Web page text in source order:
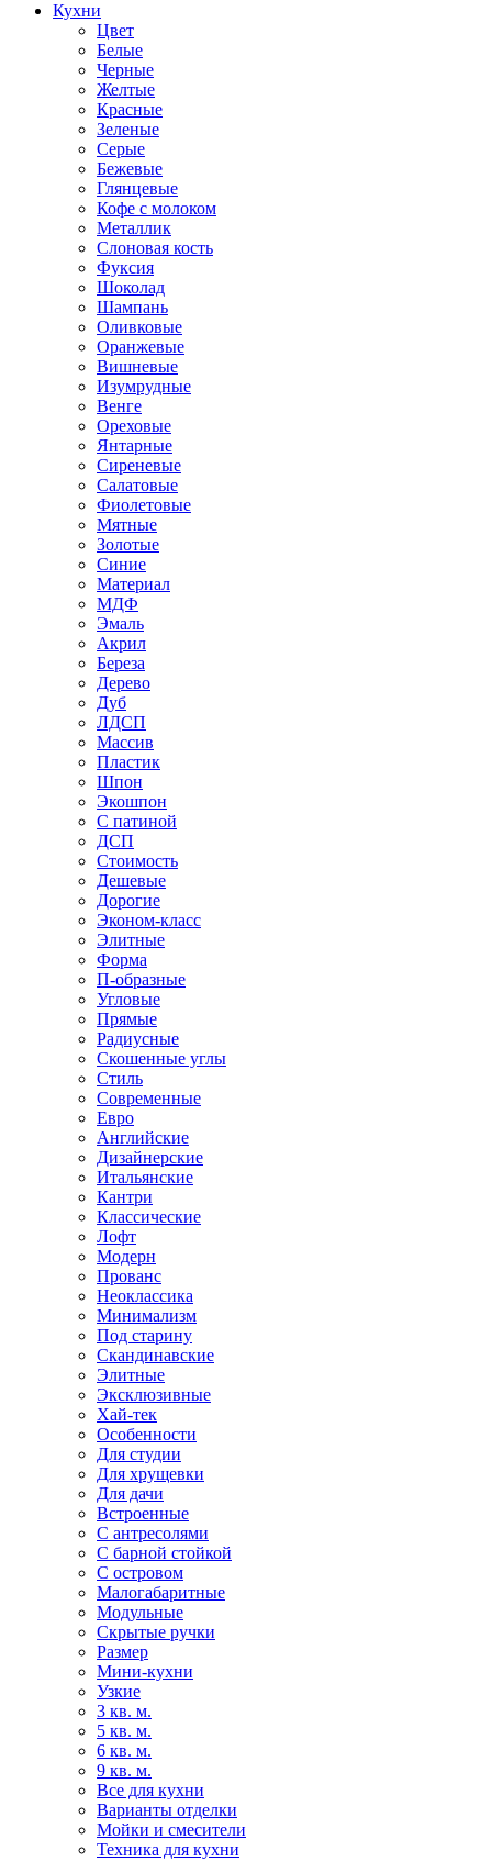
Кухни
Цвет
Белые
Черные
Желтые
Красные
Зеленые
Серые
Бежевые
Глянцевые
Кофе с молоком
Металлик
Слоновая кость
Фуксия
Шоколад
Шампань
Оливковые
Оранжевые
Вишневые
Изумрудные
Венге
Ореховые
Янтарные
Сиреневые
Салатовые
Фиолетовые
Мятные
Золотые
Синие
Материал
МДФ
Эмаль
Акрил
Береза
Дерево
Дуб
ЛДСП
Массив
Пластик
Шпон
Экошпон
С патиной
ДСП
Стоимость
Дешевые
Дорогие
Эконом-класс
Элитные
Форма
П-образные
Угловые
Прямые
Радиусные
Скошенные углы
Стиль
Современные
Евро
Английские
Дизайнерские
Итальянские
Кантри
Классические
Лофт
Модерн
Прованс
Неоклассика
Минимализм
Под старину
Скандинавские
Элитные
Эксклюзивные
Хай-тек
Особенности
Для студии
Для хрущевки
Для дачи
Встроенные
С антресолями
С барной стойкой
С островом
Малогабаритные
Модульные
Скрытые ручки
Размер
Мини-кухни
Узкие
3 кв. м.
5 кв. м.
6 кв. м.
9 кв. м.
Все для кухни
Варианты отделки
Мойки и смесители
Техника для кухни